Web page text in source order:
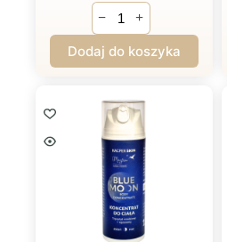
ilość
V
LIFTING
PROCEDURE
2
− +
Dodaj do koszyka